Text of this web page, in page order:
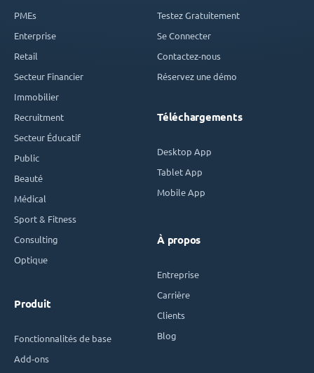
PMEs
Enterprise
Retail
Secteur Financier
Immobilier
Recruitment
Secteur Éducatif
Public
Beauté
Médical
Sport & Fitness
Consulting
Optique
Produit
Fonctionnalités de base
Add-ons
Testez Gratuitement
Se Connecter
Contactez-nous
Réservez une démo
Téléchargements
Desktop App
Tablet App
Mobile App
À propos
Entreprise
Carrière
Clients
Blog